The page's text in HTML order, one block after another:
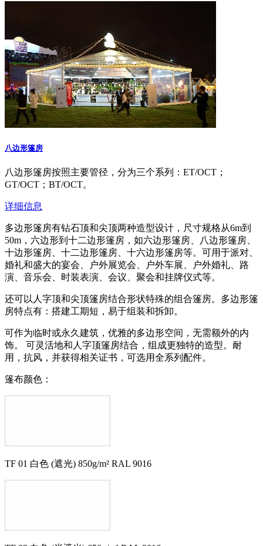
八边形篷房
八边形篷房按照主要管径，分为三个系列：ET/OCT；
GT/OCT；BT/OCT。
详细信息
多边形篷房有钻石顶和尖顶两种造型设计，尺寸规格从6m到
50m，六边形到十二边形篷房，如六边形篷房、八边形篷房、
十边形篷房、十二边形篷房、十六边形篷房等。可用于派对、
婚礼和盛大的宴会、户外展览会、户外车展、户外婚礼、路
演、音乐会、时装表演、会议、聚会和挂牌仪式等。
还可以人字顶和尖顶篷房结合形状特殊的组合篷房。多边形篷
房特点有：搭建工期短，易于组装和拆卸。
可作为临时或永久建筑，优雅的多边形空间，无需额外的内
饰。 可灵活地和人字顶篷房结合，组成更独特的造型。耐
用，抗风，并获得相关证书，可选用全系列配件。
篷布颜色：
TF 01 白色 (遮光) 850g/m² RAL 9016